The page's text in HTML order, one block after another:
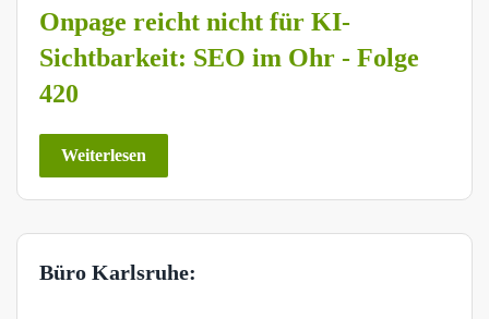
Onpage reicht nicht für KI-
Sichtbarkeit: SEO im Ohr - Folge
420
Weiterlesen
Büro Karlsruhe: